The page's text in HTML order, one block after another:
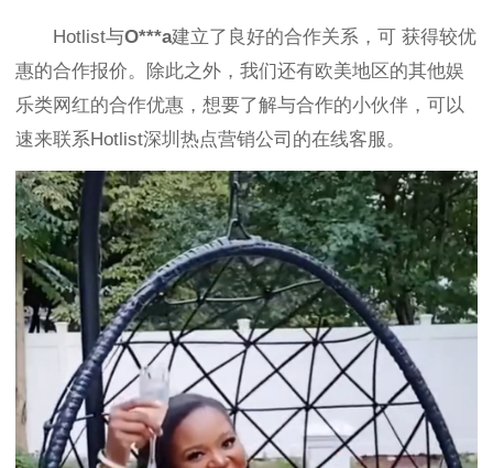
Hotlist与O***a建立了良好的合作关系，可 获得较优
惠的合作报价。除此之外，我们还有欧美地区的其他娱
乐类网红的合作优惠，想要了解与合作的小伙伴，可以
速来联系Hotlist深圳热点营销公司的在线客服。